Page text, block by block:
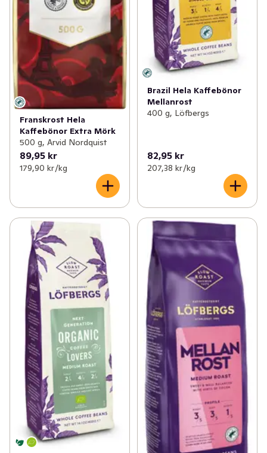
Franskrost Hela
Kaffebönor Extra Mörk
500 g, Arvid Nordquist
89,95 kr
179,90 kr /kg
Brazil Hela Kaffebönor
Mellanrost
400 g, Löfbergs
82,95 kr
207,38 kr /kg